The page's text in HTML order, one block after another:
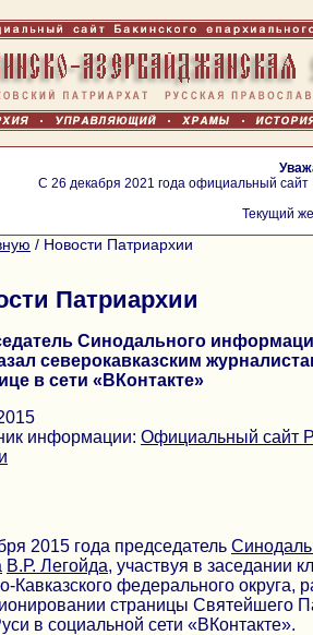
С 26 декабря 2021 года официальный
Текущий
/ Новости Патриархии
Патриархии
Синодального
северокавказским
в сети «ВКонтакте»
информации: Официальный сайт
2015 года председатель
В.Р. Легойда, участвуя в заседании
Кавказского федерального округа,
страницы Святейшего
в социальной сети «ВКонтакте».